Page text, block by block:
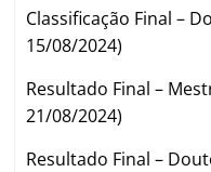
Classificação Final –
15/08/2024)
Resultado Final –
21/08/2024)
Resultado Final –